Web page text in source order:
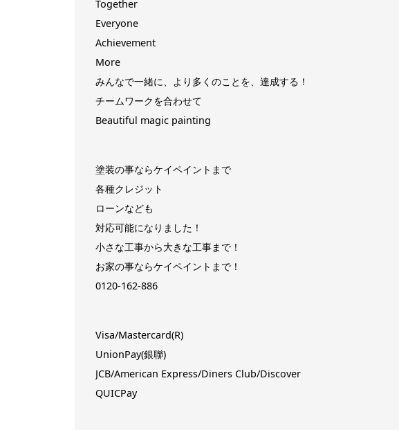
Together
Everyone
Achievement
More
みんなで一緒に、より多くのことを、達成する！
チームワークを合わせて
Beautiful magic painting
塗装の事ならケイペイントまで
各種クレジット
ローンなども
対応可能になりました！
小さな工事から大きな工事まで！
お家の事ならケイペイントまで！
0120-162-886
Visa/Mastercard(R)
UnionPay(銀聯)
JCB/American Express/Diners Club/Discover
QUICPay